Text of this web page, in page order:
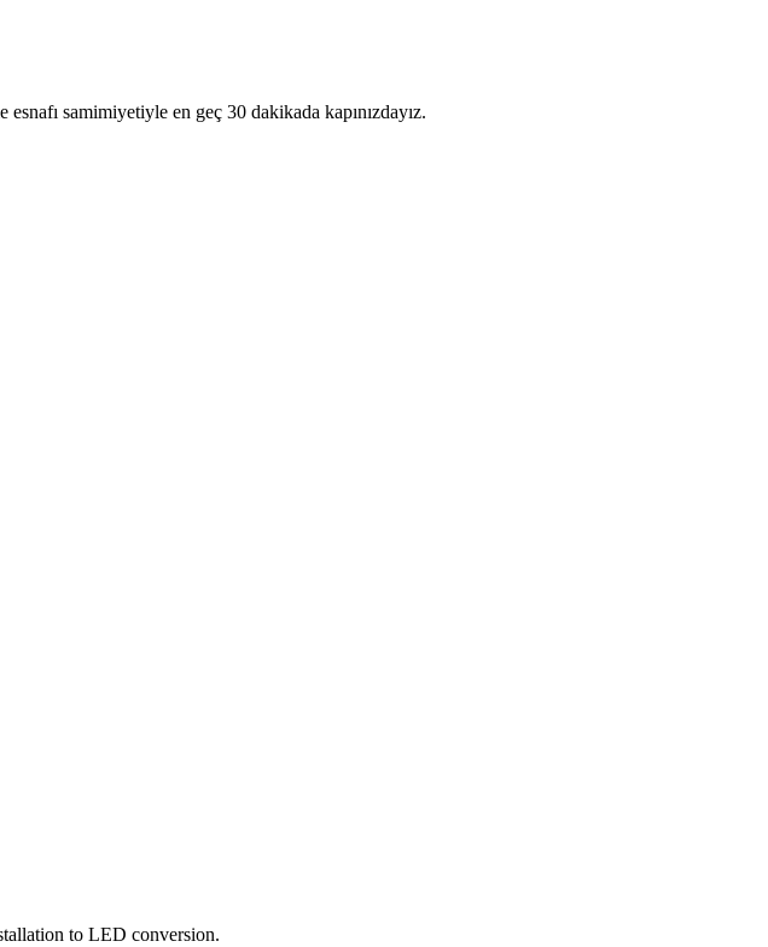
samimiyetiyle en geç 30 dakikada kapınızdayız.
to LED conversion.